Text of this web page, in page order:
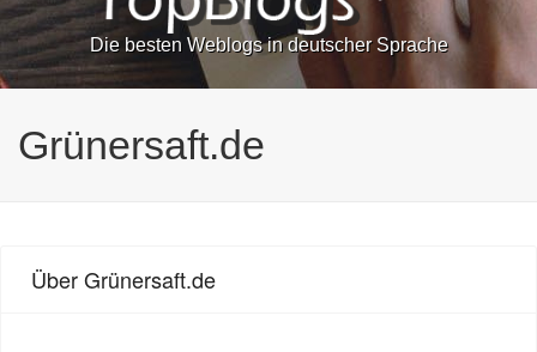
Die besten Weblogs in deutscher Sprache
Grünersaft.de
Über Grünersaft.de